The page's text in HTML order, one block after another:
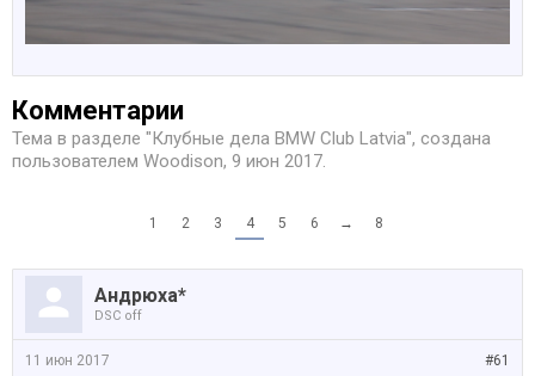
Комментарии
Тема в разделе "Клубные дела BMW Club Latvia", создана
пользователем Woodison, 9 июн 2017.
1 2 3 4 5 6 → 8
Андрюха*
DSC off
#61
11 июн 2017